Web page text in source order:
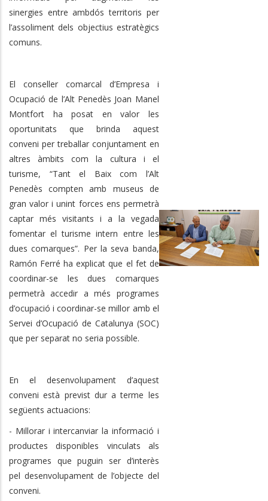
sinergies entre ambdós territoris per
l’assoliment dels objectius estratègics
comuns.
El conseller comarcal d’Empresa i
Ocupació de l’Alt Penedès Joan Manel
Montfort ha posat en valor les
oportunitats que brinda aquest
conveni per treballar conjuntament en
altres àmbits com la cultura i el
turisme, “Tant el Baix com l’Alt
Penedès compten amb museus de
gran valor i unint forces ens permetrà
captar més visitants i a la vegada
fomentar el turisme intern entre les
dues comarques”. Per la seva banda,
Ramón Ferré ha explicat que el fet de
coordinar-se les dues comarques
permetrà accedir a més programes
d’ocupació i coordinar-se millor amb el
Servei d’Ocupació de Catalunya (SOC)
que per separat no seria possible.
En el desenvolupament d’aquest
conveni està previst dur a terme les
següents actuacions:
- Millorar i intercanviar la informació i
productes disponibles vinculats als
programes que puguin ser d’interès
pel desenvolupament de l’objecte del
conveni.